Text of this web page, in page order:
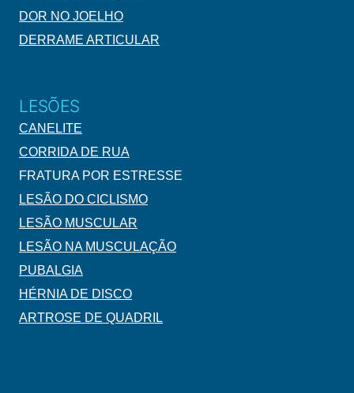
DOR NO JOELHO
DERRAME ARTICULAR
LESÕES
CANELITE
CORRIDA DE RUA
FRATURA POR ESTRESSE
LESÃO DO CICLISMO
LESÃO MUSCULAR
LESÃO NA MUSCULAÇÃO
PUBALGIA
HÉRNIA DE DISCO
ARTROSE DE QUADRIL